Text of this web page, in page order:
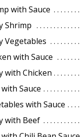
with Sauce
Shrimp
Vegetables
with Sauce
with Chicken
Sauce
with Sauce
with Beef